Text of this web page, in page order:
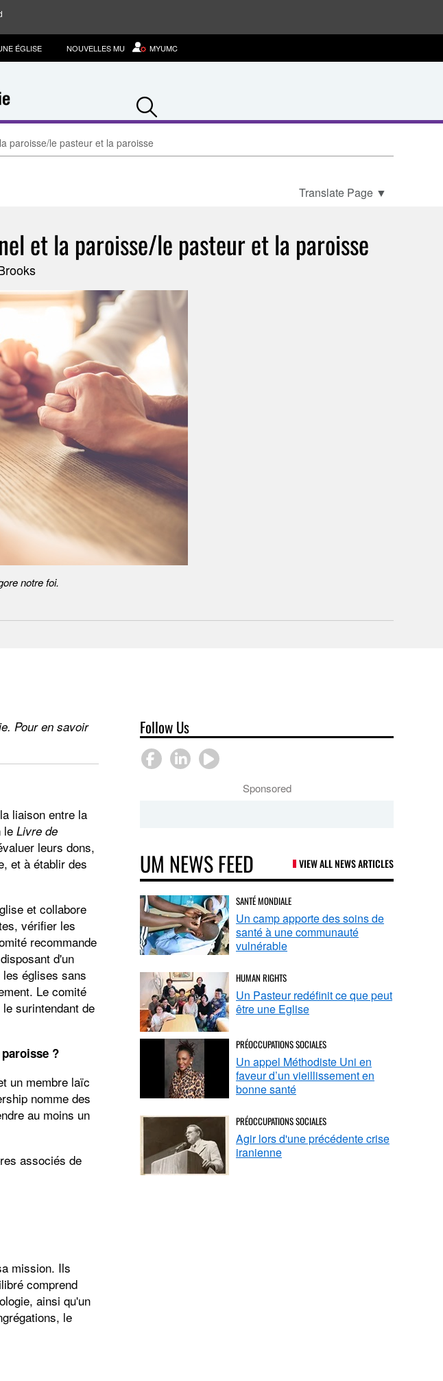
ÉGLISE NOUVELLES MU MYUMC
paroisse/le pasteur et la paroisse
Translate Page ▼
et la paroisse/le pasteur et la paroisse
notre foi.
Pour en savoir
liaison entre la
le Livre de
leurs dons,
et à établir des
et collabore
vérifier les
recommande
d'un
églises sans
Le comité
surintendant de
?
un membre laïc
nomme des
au moins un
associés de
mission. Ils
comprend
ainsi qu'un
le
Follow Us
Sponsored
UM NEWS FEED VIEW ALL NEWS ARTICLES
SANTÉ MONDIALE
Un camp apporte des soins de
santé à une communauté
vulnérable
HUMAN RIGHTS
Un Pasteur redéfinit ce que peut
être une Eglise
PRÉOCCUPATIONS SOCIALES
Un appel Méthodiste Uni en
faveur d’un vieillissement en
bonne santé
PRÉOCCUPATIONS SOCIALES
Agir lors d'une précédente crise
iranienne